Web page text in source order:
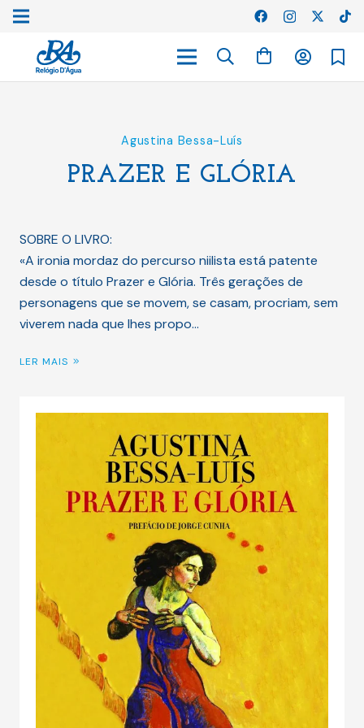
Agustina Bessa-Luís
PRAZER E GLÓRIA
SOBRE O LIVRO:
«A ironia mordaz do percurso niilista está patente
desde o título Prazer e Glória. Três gerações de
personagens que se movem, se casam, procriam, sem
viverem nada que lhes propo…
LER MAIS